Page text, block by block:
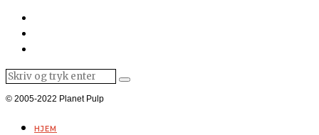
© 2005-2022 Planet Pulp
HJEM